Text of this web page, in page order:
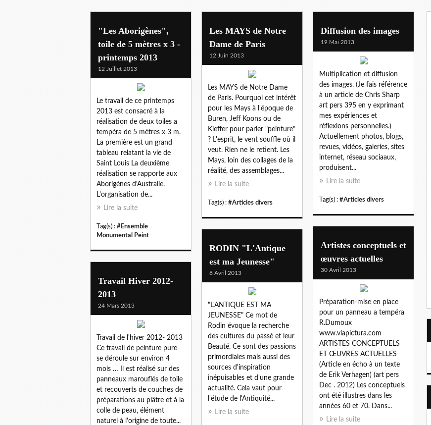
"Les Aborigènes",
toile de 5 mètres x 3 -
printemps 2013
12 Juillet 2013
Le travail de ce printemps
2013 est consacré à la
réalisation de deux toiles a
tempéra de 5 mètres x 3 m.
La première est un grand
tableau relatant la vie de
Saint Louis La deuxième
réalisation se rapporte aux
Aborigènes d'Australie.
L'organisation de...
Lire la suite
Tag(s) : #Ensemble
Monumental Peint
Les MAYS de Notre
Dame de Paris
12 Juin 2013
Les MAYS de Notre Dame
de Paris. Pourquoi cet intérêt
pour les Mays à l'époque de
Buren, Jeff Koons ou de
Kieffer pour parler "peinture"
? L'esprit, le vent souffle où il
veut. Rien ne le retient. Les
Mays, loin des collages de la
réalité, des assemblages...
Lire la suite
Tag(s) : #Articles divers
Diffusion des images
19 Mai 2013
Multiplication et diffusion
des images. (Je fais référence
à un article de Chris Sharp
art pers 395 en y exprimant
mes expériences et
réflexions personnelles.)
Actuellement photos, blogs,
revues, vidéos, galeries, sites
internet, réseau sociaaux,
produisent...
Lire la suite
Tag(s) : #Articles divers
Artistes conceptuels et
œuvres actuelles
30 Avril 2013
Préparation-mise en place
pour un panneau a tempéra
R.Dumoux
www.viapictura.com
ARTISTES CONCEPTUELS
ET ŒUVRES ACTUELLES
(Article en écho à un texte
de Erik Verhagen) (art pers
Dec . 2012) Les conceptuels
ont été illustres dans les
années 60 et 70. Dans...
Lire la suite
RODIN "L'Antique
est ma Jeunesse"
8 Avril 2013
"L'ANTIQUE EST MA
JEUNESSE" Ce mot de
Rodin évoque la recherche
des cultures du passé et leur
Beauté. Ce sont des passions
primordiales mais aussi des
sources d'inspiration
inépuisables et d'une grande
actualité. Cela vaut pour
l'étude de l'Antiquité...
Lire la suite
Travail Hiver 2012-
2013
24 Mars 2013
Travail de l'hiver 2012- 2013
Ce travail de peinture pure
se déroule sur environ 4
mois … Il est réalisé sur des
panneaux marouflés de toile
et recouverts de couches de
préparations au plâtre et à la
colle de peau, élément
naturel à l'origine de toute...